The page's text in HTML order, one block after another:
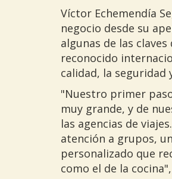
Víctor Echemendía
negocio desde su
algunas de las
reconocido
calidad, la seguridad
"Nuestro primer
muy grande, y de
las agencias de
atención a grupos,
personalizado que
como el de la